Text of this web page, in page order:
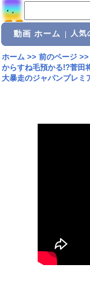
動画 ホーム 人気
ホーム>> 前のページ>>
からすね毛預かる!?菅田
大暴走のジャパンプレミ